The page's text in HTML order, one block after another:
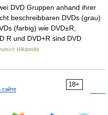
DVD Gruppen anhand ihrer
beschreibbaren DVDs (grau)
(farbig) wie DVD±R,
R und DVD+R sind DVD
Wikipedia
18+
сайте